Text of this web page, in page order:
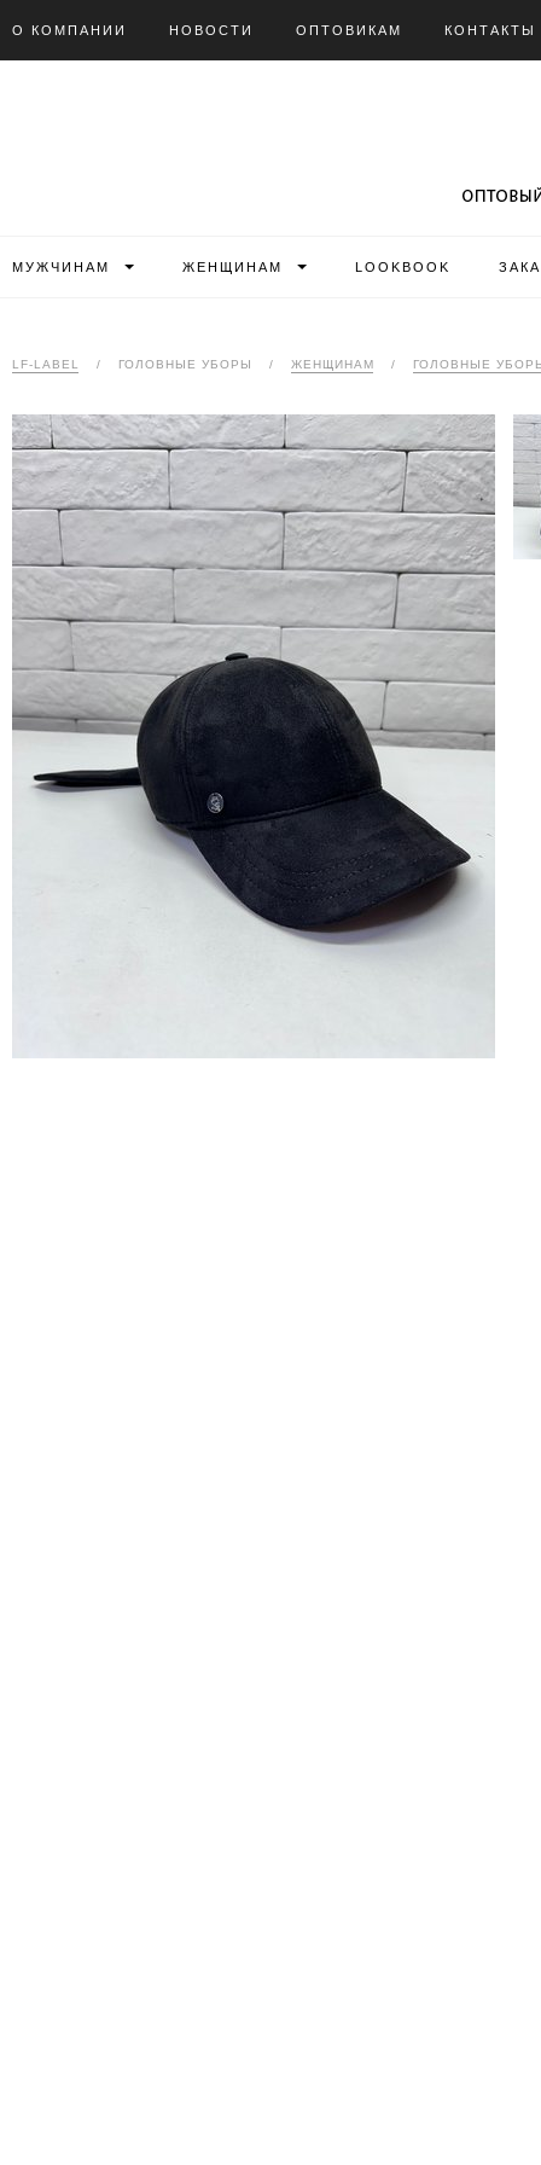
О КОМПАНИИ НОВОСТИ ОПТОВИКАМ КОНТАКТЫ
МУЖЧИНАМ ЖЕНЩИНАМ LOOKBOOK
LF-LABEL / ГОЛОВНЫЕ УБОРЫ / ЖЕНЩИНАМ / ГОЛОВНЫЕ